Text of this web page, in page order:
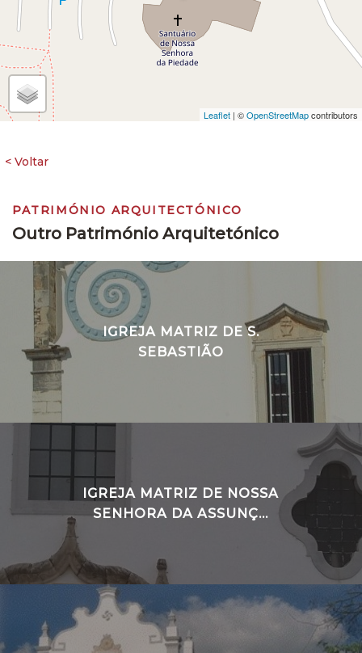
Leaflet | ©OpenStreetMapcontributors
PATRIMÓNIO ARQUITECTÓNICO
Outro Património Arquitetónico
IGREJA MATRIZ DE S.
SEBASTIÃO
IGREJA MATRIZ DE NOSSA
SENHORA DA ASSUNÇ...